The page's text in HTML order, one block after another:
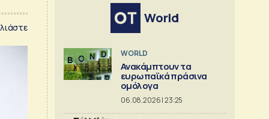
World
WORLD
Ανακάμπτουν τα
ευρωπαϊκά πράσινα
ομόλογα
06.08.2026 | 23:25